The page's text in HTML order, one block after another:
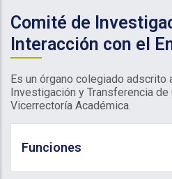
Comité de
Interacción con el
Es un órgano colegiado adscrito
Investigación y Transferencia
Vicerrectoría Académica.
Funciones